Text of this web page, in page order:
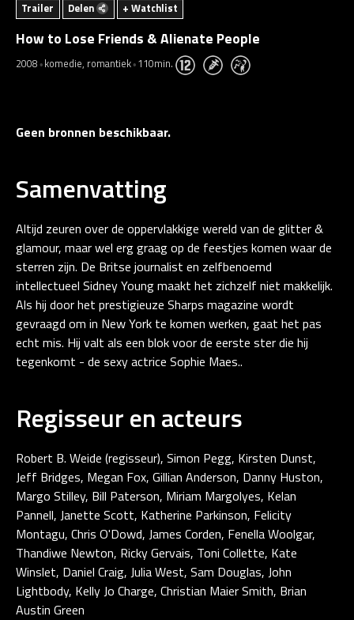
Trailer Delen + Watchlist
How to Lose Friends & Alienate People
2008 komedie, romantiek 110min.
Geen bronnen beschikbaar.
Samenvatting
Altijd zeuren over de oppervlakkige wereld van de glitter &
glamour, maar wel erg graag op de feestjes komen waar de
sterren zijn. De Britse journalist en zelfbenoemd
intellectueel Sidney Young maakt het zichzelf niet makkelijk.
Als hij door het prestigieuze Sharps magazine wordt
gevraagd om in New York te komen werken, gaat het pas
echt mis. Hij valt als een blok voor de eerste ster die hij
tegenkomt - de sexy actrice Sophie Maes..
Regisseur en acteurs
Robert B. Weide (regisseur), Simon Pegg, Kirsten Dunst,
Jeff Bridges, Megan Fox, Gillian Anderson, Danny Huston,
Margo Stilley, Bill Paterson, Miriam Margolyes, Kelan
Pannell, Janette Scott, Katherine Parkinson, Felicity
Montagu, Chris O'Dowd, James Corden, Fenella Woolgar,
Thandiwe Newton, Ricky Gervais, Toni Collette, Kate
Winslet, Daniel Craig, Julia West, Sam Douglas, John
Lightbody, Kelly Jo Charge, Christian Maier Smith, Brian
Austin Green